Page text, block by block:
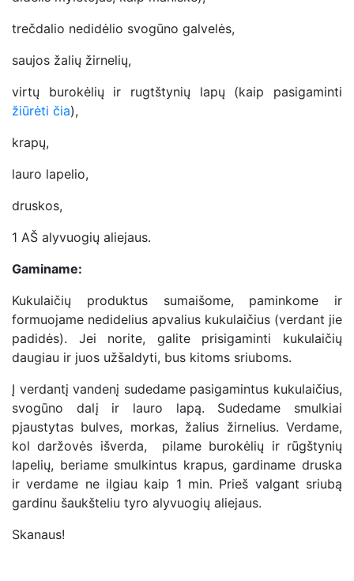
trečdalio nedidėlio svogūno galvelės,
saujos žalių žirnelių,
virtų burokėlių ir rugtštynių lapų (kaip pasigaminti
žiūrėti čia),
krapų,
lauro lapelio,
druskos,
1 AŠ alyvuogių aliejaus.
Gaminame:
Kukulaičių produktus sumaišome, paminkome ir
formuojame nedidelius apvalius kukulaičius (verdant jie
padidės). Jei norite, galite prisigaminti kukulaičių
daugiau ir juos užšaldyti, bus kitoms sriuboms.
Į verdantį vandenį sudedame pasigamintus kukulaičius,
svogūno dalį ir lauro lapą. Sudedame smulkiai
pjaustytas bulves, morkas, žalius žirnelius. Verdame,
kol daržovės išverda, pilame burokėlių ir rūgštynių
lapelių, beriame smulkintus krapus, gardiname druska
ir verdame ne ilgiau kaip 1 min. Prieš valgant sriubą
gardinu šaukšteliu tyro alyvuogių aliejaus.
Skanaus!